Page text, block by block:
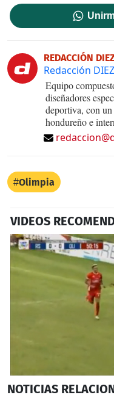
REDACCIÓN
Redacción DIEZ
Equipo
diseñadores
deportiva, con
hondureño e
Olimpia
VIDEOS
seconds
NOTICIAS